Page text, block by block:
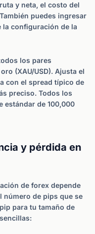
y neta, el costo del
puedes ingresar
la configuración de la
los pares
(XAU/USD). Ajusta el
con el spread típico de
preciso. Todos los
estándar de 100,000
y pérdida en
de forex depende
número de pips que se
para tu tamaño de